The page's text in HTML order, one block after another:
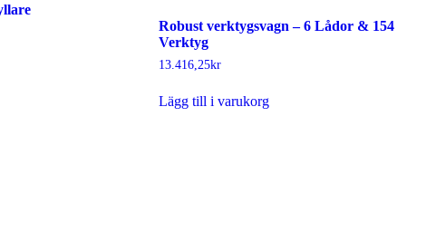
Robust verktygsvagn – 6 Lådor & 154
Verktyg
13.416,25kr
Lägg till i varukorg